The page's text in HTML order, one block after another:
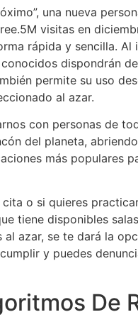
una nueva
visitas en
rápida y sencilla.
dispondrán
permite su uso
al azar.
con personas de
del planeta,
más populares
o si quieres
tiene disponibles
al azar, se te dará la
y puedes
De